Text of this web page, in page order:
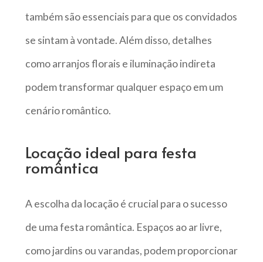
também são essenciais para que os convidados
se sintam à vontade. Além disso, detalhes
como arranjos florais e iluminação indireta
podem transformar qualquer espaço em um
cenário romântico.
Locação ideal para festa
romântica
A escolha da locação é crucial para o sucesso
de uma festa romântica. Espaços ao ar livre,
como jardins ou varandas, podem proporcionar